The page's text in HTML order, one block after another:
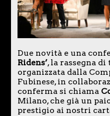
Due novità e una
Ridens’, la rassegna
organizzata dalla
Fubinese, in
conferma si chiama
Milano, che già un
prestigio ai nostri